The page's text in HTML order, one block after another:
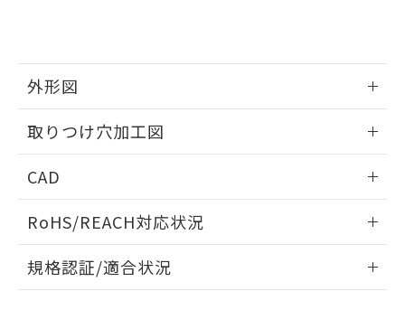
外形図
取りつけ穴加工図
CAD
ドすることができます。
ログイン/会員登録
RoHS/REACH対応状況
EU RoHS 注意事項・凡例
規格認証/適合状況
の共同利用に関して"
の「1.共同利
指します。
51物質の非含有証明書（当社基準）
※本証明書は発行日時点で非含有を証明す
るもので、過去に遡って非含有を証明する
また、RoHS指令のフタル酸エステル類４
物質の対応では、対応完了までの期間は出
既に当社にて対応品への在庫切替を完了
していることから、特段のことがない限
り、2022年1月12日より割愛しておりま
す。